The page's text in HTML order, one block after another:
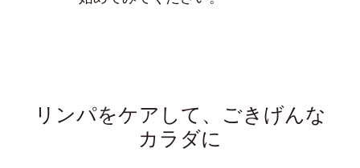
リンパをケアして、ごきげんな
カラダに